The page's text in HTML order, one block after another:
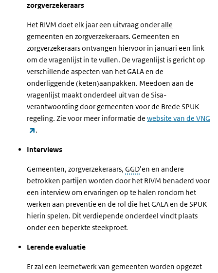
zorgverzekeraars
Het RIVM doet elk jaar een uitvraag onderalle
gemeenten en zorgverzekeraars. Gemeenten en
zorgverzekeraars ontvangen hiervoor in januari een link
om de vragenlijst in te vullen. De vragenlijst is gericht op
verschillende aspecten van het GALA en de
onderliggende (keten)aanpakken. Meedoen aan de
vragenlijst maakt onderdeel uit van de Sisa-
verantwoording door gemeenten voor de Brede SPUK-
regeling. Zie voor meer informatie de website van de VNG
(link is external)
.
Interviews
Gemeenten, zorgverzekeraars, GGD’en en andere
betrokken partijen worden door het RIVM benaderd voor
een interview om ervaringen op te halen rondom het
werken aan preventie en de rol die het GALA en de SPUK
hierin spelen. Dit verdiepende onderdeel vindt plaats
onder een beperkte steekproef.
Lerende evaluatie
Er zal een leernetwerk van gemeenten worden opgezet